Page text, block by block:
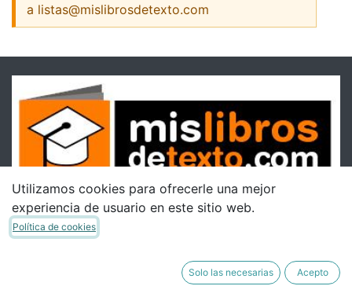
a listas@mislibrosdetexto.com
Utilizamos cookies para ofrecerle una mejor
experiencia de usuario en este sitio web.
Política de cookies
Solo las necesarias Acepto